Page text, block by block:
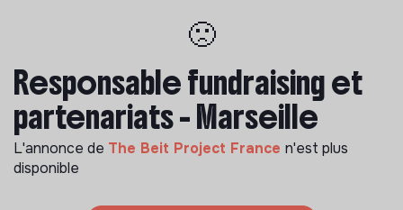
🙁
Responsable fundraising et
partenariats - Marseille
L'annonce de The Beit Project France n'est plus
disponible